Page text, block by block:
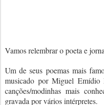
Vamos relembrar o poeta e
Um de seus poemas mais
musicado por Miguel Emídio
canções/modinhas mais
gravada por vários intérpretes.